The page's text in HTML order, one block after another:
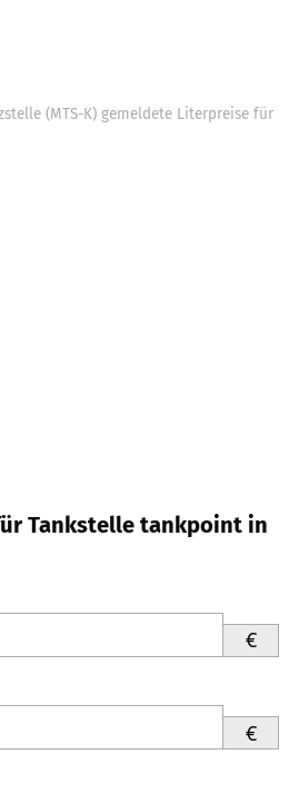
(MTS-K) gemeldete Literpreise für
Tankstelle tankpoint in
€
€